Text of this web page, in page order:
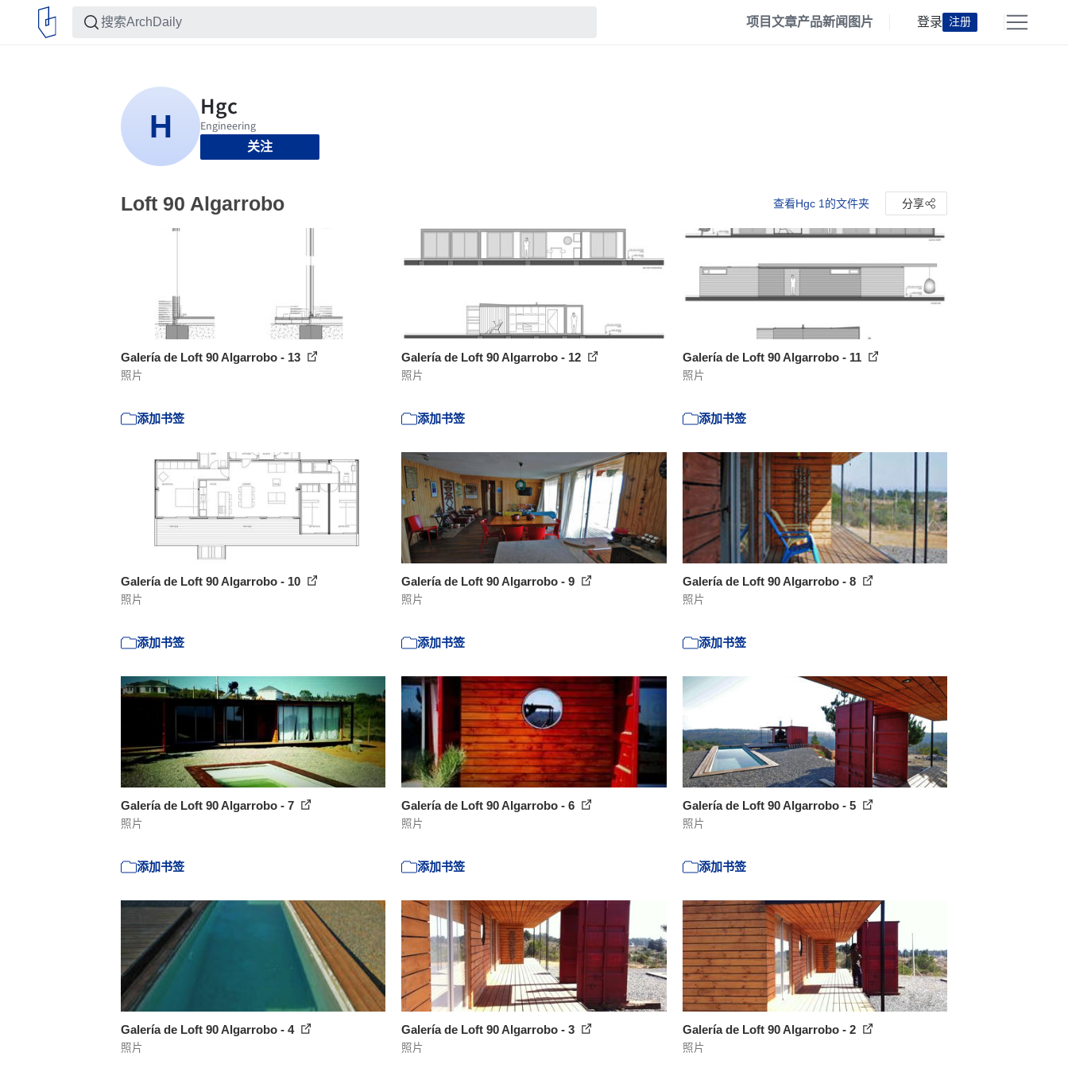
项目文章产品新闻 图片 登录 注册
关注
Loft 90 Algarrobo 查看Hgc 1的文件夹 分享
Galería de Loft 90 Algarrobo - 13
照片
添加书签
Galería de Loft 90 Algarrobo - 12
照片
添加书签
Galería de Loft 90 Algarrobo - 11
照片
添加书签
Galería de Loft 90 Algarrobo - 10
照片
添加书签
Galería de Loft 90 Algarrobo - 9
照片
添加书签
Galería de Loft 90 Algarrobo - 8
照片
添加书签
Galería de Loft 90 Algarrobo - 7
照片
添加书签
Galería de Loft 90 Algarrobo - 6
照片
添加书签
Galería de Loft 90 Algarrobo - 5
照片
添加书签
Galería de Loft 90 Algarrobo - 4
照片
Galería de Loft 90 Algarrobo - 3
照片
Galería de Loft 90 Algarrobo - 2
照片